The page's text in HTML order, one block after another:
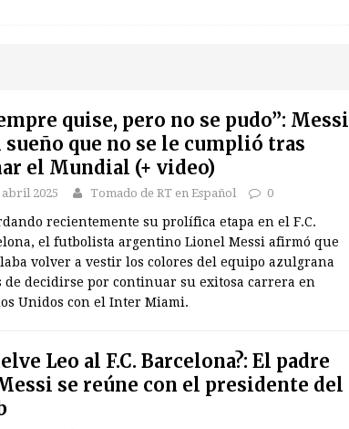
Concluye en Granma semana mundial de lactancia materna (+
BAJO DEMANDA
iniciativas para celebrar 50 aniversario de la
EDUCACIÓN
quise, pero no se pudo”: Messi
sueño que no se le cumplió tras
el Mundial (+ video)
abril 2025 Tomado de RT en Español 0
recientemente su prolífica etapa en el F.C.
el futbolista argentino Lionel Messi afirmó que
volver a vestir los colores del equipo azulgrana
de decidirse por continuar su exitosa carrera en
Unidos con el Inter Miami.
Leo al F.C. Barcelona?: El padre
se reúne con el presidente del